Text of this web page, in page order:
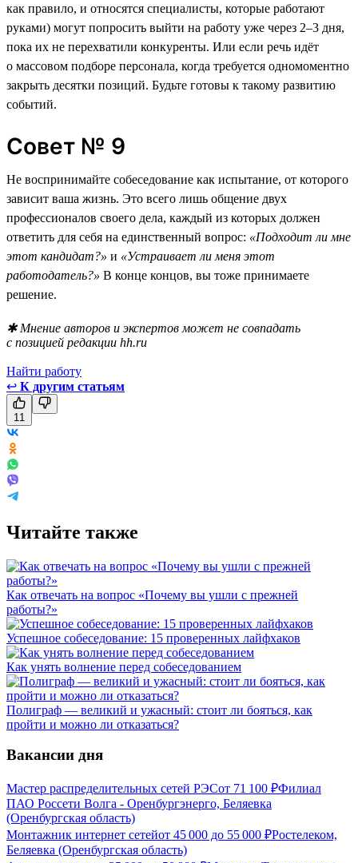
как правило, и относятся специалисты, которые работают
руками) могут попросить выйти на работу уже через 2–3 дня,
пока их не перехватили конкуренты. Или если речь идёт
о массовом подборе персонала, когда требуется одномоментно
закрыть десятки позиций. Будьте готовы к такому развитию
событий.
Совет № 9
Не воспринимайте собеседование как испытание, от которого
зависит ваша жизнь. Это всего лишь общение двух
профессионалов своего дела, каждый из которых должен
ответить для себя на единственный вопрос: «Подходит ли мне
этот кандидат?» и «Устраивает ли меня этот
работодатель?» В конце концов, вы тоже принимаете
решение.
✱ Мнение авторов и экспертов может не совпадать
с позицией редакции hh.ru
Найти работу
↩ К другим статьям
11
Читайте также
Как отвечать на вопрос «Почему вы ушли с прежней
работы?»
Успешное собеседование: 15 проверенных лайфхаков
Как унять волнение перед собеседованием
Полиграф — великий и ужасный: стоит ли бояться, как
пройти и можно ли отказаться?
Вакансии дня
Мастер распределительных сетей РЭСот 71 100 ₽Филиал
ПАО Россети Волга - Оренбургэнерго, Беляевка
(Оренбургская область)
Монтажник интернет сетейот 45 000 до 55 000 ₽Ростелеком,
Беляевка (Оренбургская область)